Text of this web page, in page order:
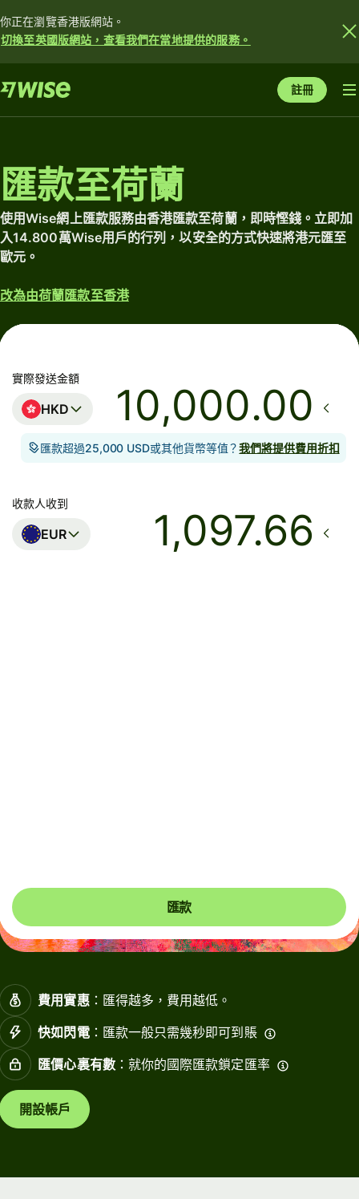
你正在瀏覽香港版網站。
切換至英國版網站，查看我們在當地提供的服務。
註冊
匯款至荷蘭
使用Wise網上匯款服務由香港匯款至荷蘭，即時慳錢。立即加
入14.800萬Wise用戶的行列，以安全的方式快速將港元匯至
歐元。
改為由荷蘭匯款至香港
實際發送金額
HKD .00
匯款超過25,000 USD或其他貨幣等值？我們將提供費用折扣
收款人收到
EUR
匯款
費用實惠：匯得越多，費用越低。
快如閃電：匯款一般只需幾秒即可到賬
匯價心裏有數：就你的國際匯款鎖定匯率
開設帳戶